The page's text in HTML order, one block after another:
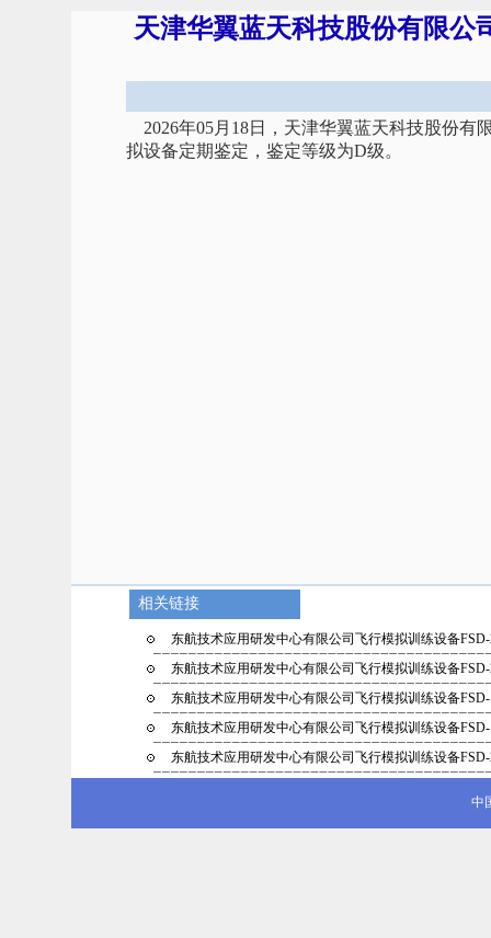
天津华翼蓝天科技股份有限公
2026年05月18日，天津华翼蓝天科技股份有
拟设备定期鉴定，鉴定等级为D级。
相关链接
东航技术应用研发中心有限公司飞行模拟训练设备
东航技术应用研发中心有限公司飞行模拟训练设备
东航技术应用研发中心有限公司飞行模拟训练设备
东航技术应用研发中心有限公司飞行模拟训练设备
东航技术应用研发中心有限公司飞行模拟训练设备
中